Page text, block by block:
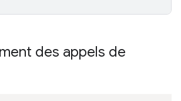
des appels de